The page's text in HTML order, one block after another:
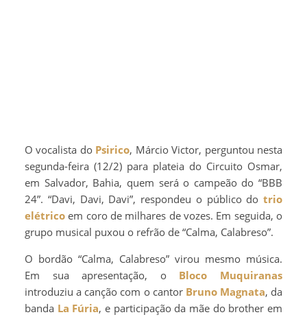
O vocalista do Psirico, Márcio Victor, perguntou nesta
segunda-feira (12/2) para plateia do Circuito Osmar,
em Salvador, Bahia, quem será o campeão do “BBB
24”. “Davi, Davi, Davi”, respondeu o público do trio
elétrico em coro de milhares de vozes. Em seguida, o
grupo musical puxou o refrão de “Calma, Calabreso”.
O bordão “Calma, Calabreso” virou mesmo música.
Em sua apresentação, o Bloco Muquiranas
introduziu a canção com o cantor Bruno Magnata, da
banda La Fúria, e participação da mãe do brother em